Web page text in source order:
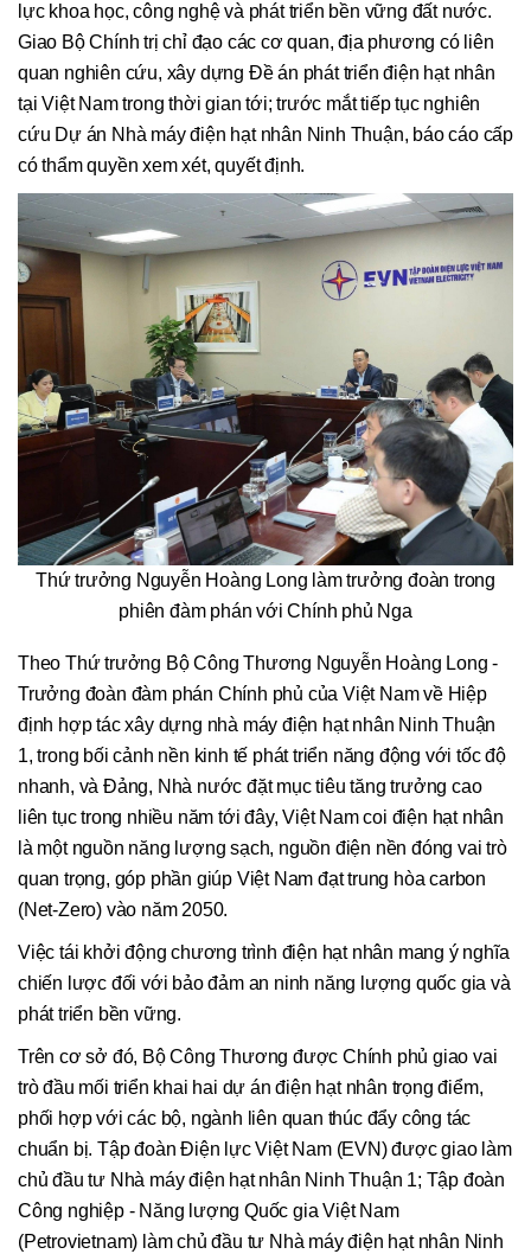
lực khoa học, công nghệ và phát triển bền vững đất nước.
Giao Bộ Chính trị chỉ đạo các cơ quan, địa phương có liên
quan nghiên cứu, xây dựng Đề án phát triển điện hạt nhân
tại Việt Nam trong thời gian tới; trước mắt tiếp tục nghiên
cứu Dự án Nhà máy điện hạt nhân Ninh Thuận, báo cáo cấp
có thẩm quyền xem xét, quyết định.
Thứ trưởng Nguyễn Hoàng Long làm trưởng đoàn trong
phiên đàm phán với Chính phủ Nga
Theo Thứ trưởng Bộ Công Thương Nguyễn Hoàng Long -
Trưởng đoàn đàm phán Chính phủ của Việt Nam về Hiệp
định hợp tác xây dựng nhà máy điện hạt nhân Ninh Thuận
1, trong bối cảnh nền kinh tế phát triển năng động với tốc độ
nhanh, và Đảng, Nhà nước đặt mục tiêu tăng trưởng cao
liên tục trong nhiều năm tới đây, Việt Nam coi điện hạt nhân
là một nguồn năng lượng sạch, nguồn điện nền đóng vai trò
quan trọng, góp phần giúp Việt Nam đạt trung hòa carbon
(Net-Zero) vào năm 2050.
Việc tái khởi động chương trình điện hạt nhân mang ý nghĩa
chiến lược đối với bảo đảm an ninh năng lượng quốc gia và
phát triển bền vững.
Trên cơ sở đó, Bộ Công Thương được Chính phủ giao vai
trò đầu mối triển khai hai dự án điện hạt nhân trọng điểm,
phối hợp với các bộ, ngành liên quan thúc đẩy công tác
chuẩn bị. Tập đoàn Điện lực Việt Nam (EVN) được giao làm
chủ đầu tư Nhà máy điện hạt nhân Ninh Thuận 1; Tập đoàn
Công nghiệp - Năng lượng Quốc gia Việt Nam
(Petrovietnam) làm chủ đầu tư Nhà máy điện hạt nhân Ninh